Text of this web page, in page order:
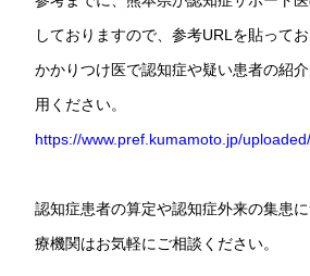
しておりますので、参考URLを貼ってお
かかりつけ医で認知症や疑い患者の紹
用ください。
https://www.pref.kumamoto.jp/
認知症患者の算定や認知症外来の集患
療機関はお気軽にご相談ください。